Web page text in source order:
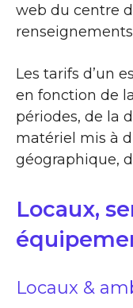
web du centre
Les tarifs d’un
en fonction de
périodes, de la
matériel mis à
géographique,
Locaux,
Locaux &